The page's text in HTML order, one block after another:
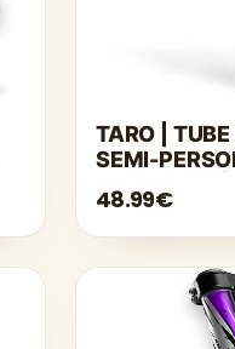
TARO | TUBE
SEMI-
BLEU FONCÉ
48.99€